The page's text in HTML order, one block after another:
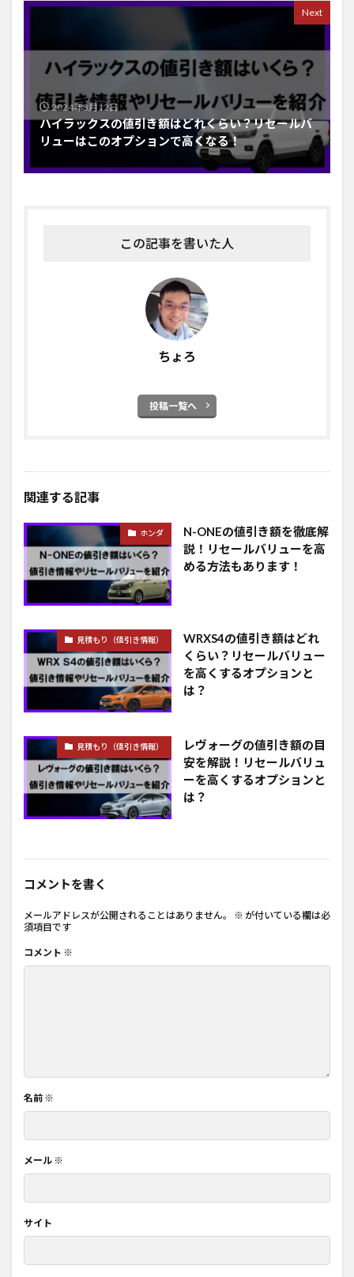
Next
2024年3月12日
ハイラックスの値引き額はどれくらい？リセールバ
リューはこのオプションで高くなる！
この記事を書いた人
ちょろ
投稿一覧へ
関連する記事
ホンダ
N-ONEの値引き額を徹底解
説！リセールバリューを高
める方法もあります！
見積もり（値引き情報）
WRXS4の値引き額はどれ
くらい？リセールバリュー
を高くするオプションと
は？
見積もり（値引き情報）
レヴォーグの値引き額の目
安を解説！リセールバリュ
ーを高くするオプションと
は？
コメントを書く
メールアドレスが公開されることはありません。 ※ が付いている欄は必
須項目です
コメント ※
名前 ※
メール ※
サイト